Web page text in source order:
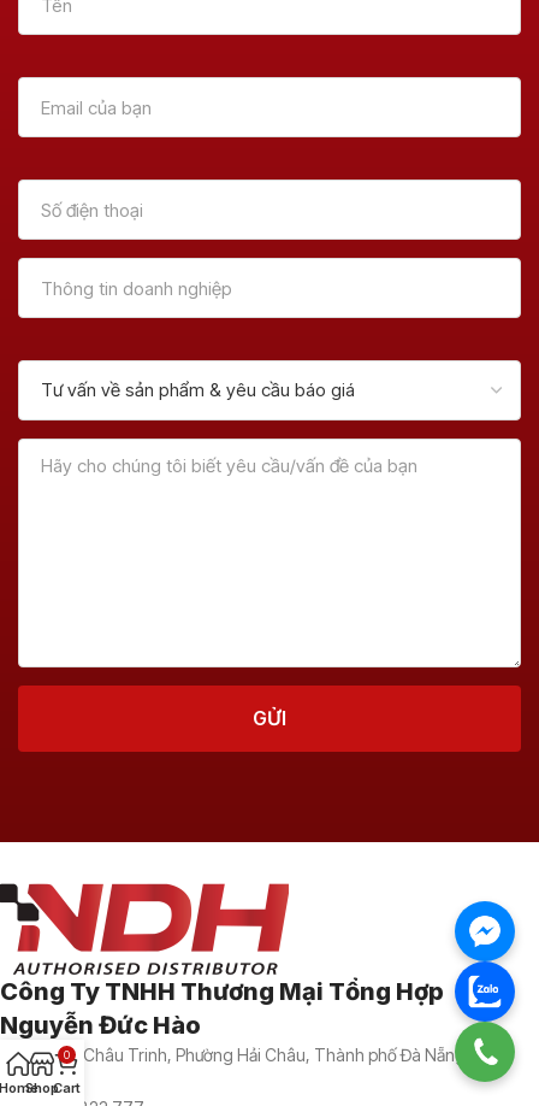
Công Ty TNHH Thương Mại Tổng Hợp
Nguyễn Đức Hào
04 Phan Châu Trinh, Phường Hải Châu, Thành phố Đà Nẵng, Việt
Nam
Shop
0
Cart